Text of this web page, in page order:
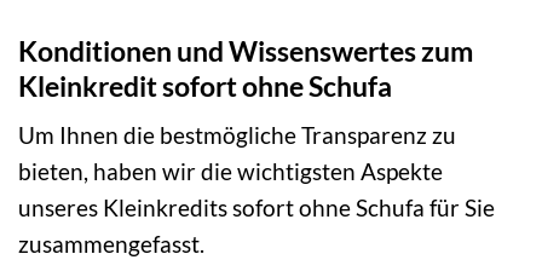
Konditionen und Wissenswertes zum
Kleinkredit sofort ohne Schufa
Um Ihnen die bestmögliche Transparenz zu
bieten, haben wir die wichtigsten Aspekte
unseres Kleinkredits sofort ohne Schufa für Sie
zusammengefasst.